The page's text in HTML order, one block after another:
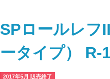
SPロールレフ
ータイプ） R-
2017年5月 販売終了